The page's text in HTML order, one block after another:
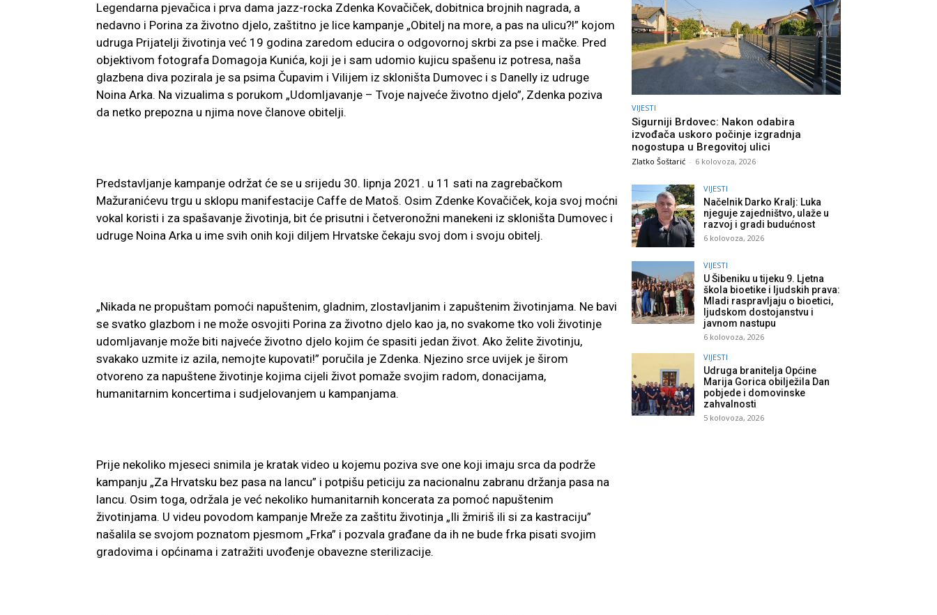
Legendarna pjevačica i prva dama jazz-rocka Zdenka Kovačiček, dobitnica brojnih nagrada, a
nedavno i Porina za životno djelo, zaštitno je lice kampanje „Obitelj na more, a pas na ulicu?!” kojom
udruga Prijatelji životinja već 19 godina zaredom educira o odgovornoj skrbi za pse i mačke. Pred
objektivom fotografa Domagoja Kunića, koji je i sam udomio kujicu spašenu iz potresa, naša
glazbena diva pozirala je sa psima Čupavim i Vilijem iz skloništa Dumovec i s Danelly iz udruge
Noina Arka. Na vizualima s porukom „Udomljavanje – Tvoje najveće životno djelo”, Zdenka poziva
da netko prepozna u njima nove članove obitelji.
Predstavljanje kampanje održat će se u srijedu 30. lipnja 2021. u 11 sati na zagrebačkom
Mažuranićevu trgu u sklopu manifestacije Caffe de Matoš. Osim Zdenke Kovačiček, koja svoj moćni
vokal koristi i za spašavanje životinja, bit će prisutni i četveronožni manekeni iz skloništa Dumovec i
udruge Noina Arka u ime svih onih koji diljem Hrvatske čekaju svoj dom i svoju obitelj.
„Nikada ne propuštam pomoći napuštenim, gladnim, zlostavljanim i zapuštenim životinjama. Ne bavi
se svatko glazbom i ne može osvojiti Porina za životno djelo kao ja, no svakome tko voli životinje
udomljavanje može biti najveće životno djelo kojim će spasiti jedan život. Ako želite životinju,
svakako uzmite iz azila, nemojte kupovati!” poručila je Zdenka. Njezino srce uvijek je širom
otvoreno za napuštene životinje kojima cijeli život pomaže svojim radom, donacijama,
humanitarnim koncertima i sudjelovanjem u kampanjama.
Prije nekoliko mjeseci snimila je kratak video u kojemu poziva sve one koji imaju srca da podrže
kampanju „Za Hrvatsku bez pasa na lancu” i potpišu peticiju za nacionalnu zabranu držanja pasa na
lancu. Osim toga, održala je već nekoliko humanitarnih koncerata za pomoć napuštenim
životinjama. U videu povodom kampanje Mreže za zaštitu životinja „Ili žmiriš ili si za kastraciju”
našalila se svojom poznatom pjesmom „Frka” i pozvala građane da ih ne bude frka pisati svojim
gradovima i općinama i zatražiti uvođenje obavezne sterilizacije.
VIJESTI
Sigurniji Brdovec: Nakon odabira
izvođača uskoro počinje izgradnja
nogostupa u Bregovitoj ulici
Zlatko Šoštarić - 6 kolovoza, 2026
VIJESTI
Načelnik Darko Kralj: Luka
njeguje zajedništvo, ulaže u
razvoj i gradi budućnost
6 kolovoza, 2026
VIJESTI
U Šibeniku u tijeku 9. Ljetna
škola bioetike i ljudskih prava:
Mladi raspravljaju o bioetici,
ljudskom dostojanstvu i
javnom nastupu
6 kolovoza, 2026
VIJESTI
Udruga branitelja Općine
Marija Gorica obilježila Dan
pobjede i domovinske
zahvalnosti
5 kolovoza, 2026